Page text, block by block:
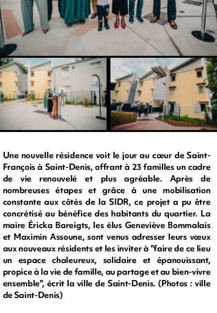
Une nouvelle résidence voit le jour au cœur de Saint-
François à Saint-Denis, offrant à 23 familles un cadre
de vie renouvelé et plus agréable. Après de
nombreuses étapes et grâce à une mobilisation
constante aux côtés de la SIDR, ce projet a pu être
concrétisé au bénéfice des habitants du quartier. La
maire Éricka Bareigts, les élus Geneviève Bommalais
et Maximin Assoune, sont venus adresser leurs vœux
aux nouveaux résidents et les inviter à "faire de ce lieu
un espace chaleureux, solidaire et épanouissant,
propice à la vie de famille, au partage et au bien-vivre
ensemble", écrit la ville de Saint-Denis. (Photos : ville
de Saint-Denis)